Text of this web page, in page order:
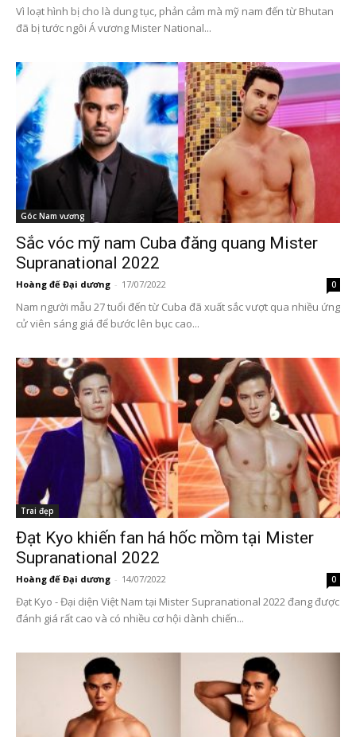
Vì loạt hình bị cho là dung tục, phản cảm mà mỹ nam đến từ Bhutan
đã bị tước ngôi Á vương Mister National...
Góc Nam vương
Sắc vóc mỹ nam Cuba đăng quang Mister
Supranational 2022
Hoàng đế Đại dương - 17/07/2022 0
Nam người mẫu 27 tuổi đến từ Cuba đã xuất sắc vượt qua nhiều ứng
cử viên sáng giá để bước lên bục cao...
Trai đẹp
Đạt Kyo khiến fan há hốc mồm tại Mister
Supranational 2022
Hoàng đế Đại dương - 14/07/2022 0
Đạt Kyo - Đại diện Việt Nam tại Mister Supranational 2022 đang được
đánh giá rất cao và có nhiều cơ hội dành chiến...